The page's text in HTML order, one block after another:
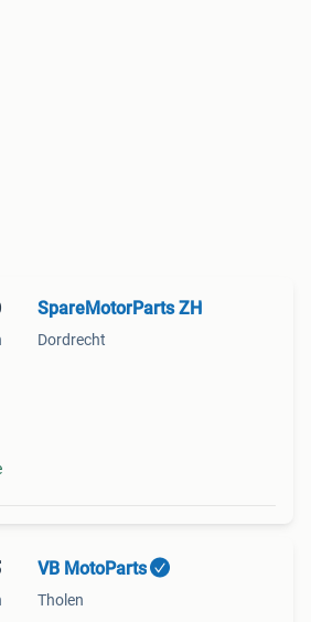
SpareMotorParts ZH
Dordrecht
VB MotoParts
Tholen